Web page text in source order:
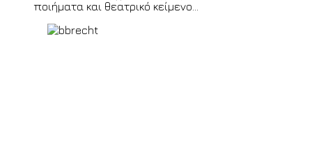
Paris Monday 10th August 2026 5:39 a.m. GMT +2
ποιήματα και θεατρικό κείμενο...